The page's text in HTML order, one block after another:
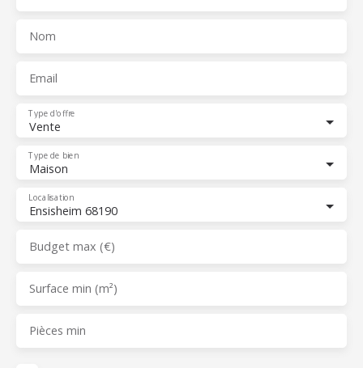
Nom
Email
Vente
Type d'offre
Maison
Type de bien
Ensisheim 68190
Localisation
Budget max (€)
Surface min (m²)
Pièces min